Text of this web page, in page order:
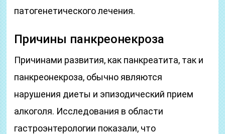
патогенетического лечения.
Причины панкреонекроза
Причинами развития, как панкреатита, так и
панкреонекроза, обычно являются
нарушения диеты и эпизодический прием
алкоголя. Исследования в области
гастроэнтерологии показали, что